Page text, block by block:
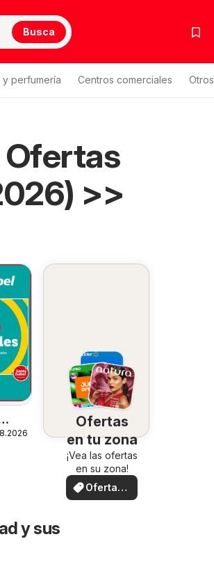
Busca
y perfumería Centros comerciales Otros
Ofertas
>>
Ofertas
en tu zona
¡Vea las ofertas
en su zona!
Ofertas
locales
y sus